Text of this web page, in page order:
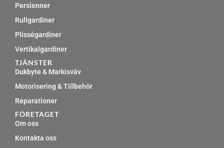
Persienner
Rullgardiner
Plisségardiner
Vertikalgardiner
TJÄNSTER
Dukbyte & Markisväv
Motorisering & Tillbehör
Reparationer
FÖRETAGET
Om oss
Kontakta oss